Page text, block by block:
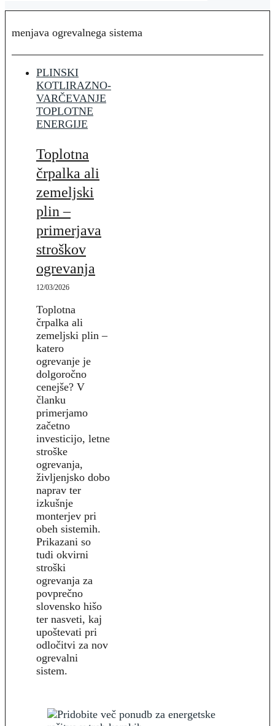
menjava ogrevalnega sistema
PLINSKI
KOTLIRAZNO-
VARČEVANJE
TOPLOTNE
ENERGIJE
Toplotna
črpalka ali
zemeljski
plin –
primerjava
stroškov
ogrevanja
12/03/2026
Toplotna
črpalka ali
zemeljski plin –
katero
ogrevanje je
dolgoročno
cenejše? V
članku
primerjamo
začetno
investicijo, letne
stroške
ogrevanja,
življenjsko dobo
naprav ter
izkušnje
monterjev pri
obeh sistemih.
Prikazani so
tudi okvirni
stroški
ogrevanja za
povprečno
slovensko hišo
ter nasveti, kaj
upoštevati pri
odločitvi za nov
ogrevalni
sistem.